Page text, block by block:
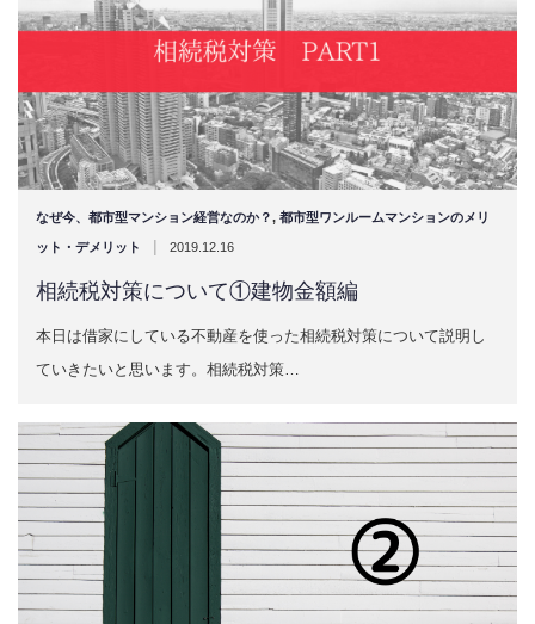
なぜ今、都市型マンション経営なのか？, 都市型ワンルームマンションのメリ
ット・デメリット | 2019.12.16
相続税対策について①建物金額編
本日は借家にしている不動産を使った相続税対策について説明し
ていきたいと思います。相続税対策…